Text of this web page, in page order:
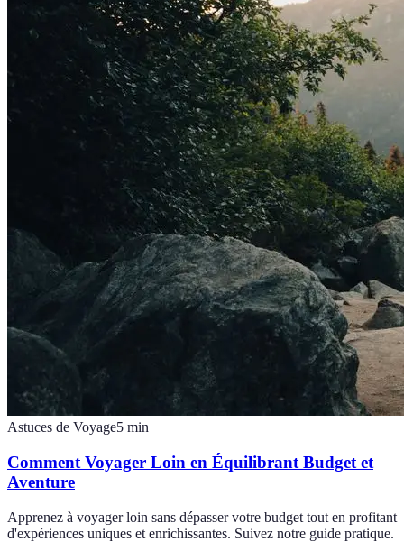
Astuces de Voyage5 min
Comment Voyager Loin en Équilibrant Budget et
Aventure
Apprenez à voyager loin sans dépasser votre budget tout en profitant
d'expériences uniques et enrichissantes. Suivez notre guide pratique.